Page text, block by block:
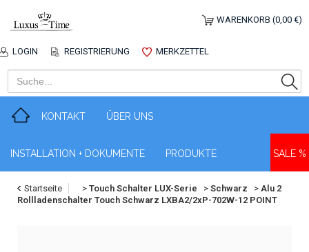
LOGIN REGISTRIERUNG MERKZETTEL
WARENKORB (0,00 €)
KONTAKT ÜBER UNS
INSTALLATION + DOKUMENTE PRODUKTE SALE %
Startseite > Touch Schalter LUX-Serie > Schwarz > Alu 2
Rollladenschalter Touch Schwarz LXBA2/2xP-702W-12 POINT